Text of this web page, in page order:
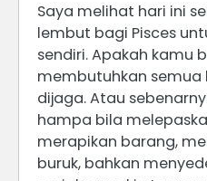
Saya melihat hari ini
lembut bagi Pisces
sendiri. Apakah kamu
membutuhkan semua
dijaga. Atau
hampa bila
merapikan barang,
buruk, bahkan